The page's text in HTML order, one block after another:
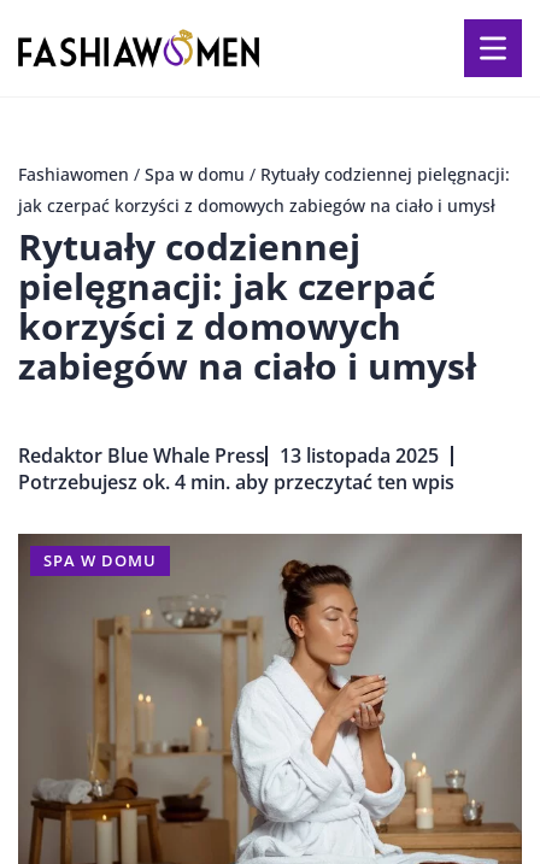
Fashiawomen / Spa w domu / Rytuały codziennej pielęgnacji:
jak czerpać korzyści z domowych zabiegów na ciało i umysł
Rytuały codziennej
pielęgnacji: jak czerpać
korzyści z domowych
zabiegów na ciało i umysł
Redaktor Blue Whale Press
13 listopada 2025
Potrzebujesz ok. 4 min. aby przeczytać ten wpis
SPA W DOMU